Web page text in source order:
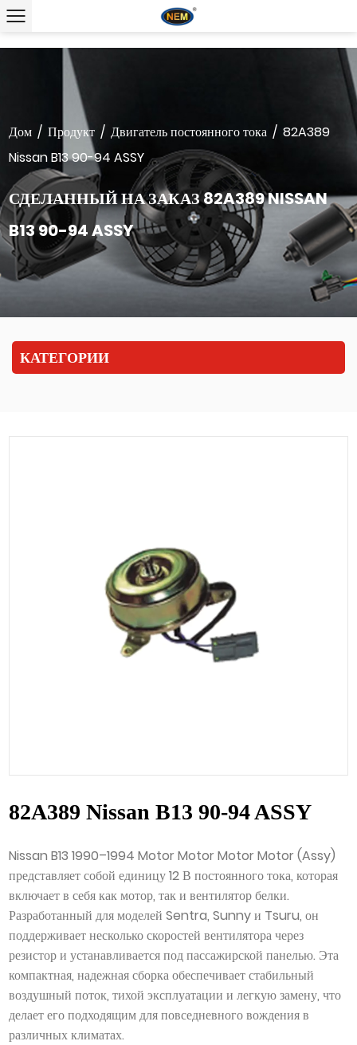
Дом / Продукт / Двигатель постоянного тока / 82A389
Nissan B13 90-94 ASSY
СДЕЛАННЫЙ НА ЗАКАЗ 82A389 NISSAN
B13 90-94 ASSY
КАТЕГОРИИ
82A389 Nissan B13 90-94 ASSY
Nissan B13 1990–1994 Motor Motor Motor Motor (Assy)
представляет собой единицу 12 В постоянного тока, которая
включает в себя как мотор, так и вентилятор белки.
Разработанный для моделей Sentra, Sunny и Tsuru, он
поддерживает несколько скоростей вентилятора через
резистор и устанавливается под пассажирской панелью. Эта
компактная, надежная сборка обеспечивает стабильный
воздушный поток, тихой эксплуатации и легкую замену, что
делает его подходящим для повседневного вождения в
различных климатах.